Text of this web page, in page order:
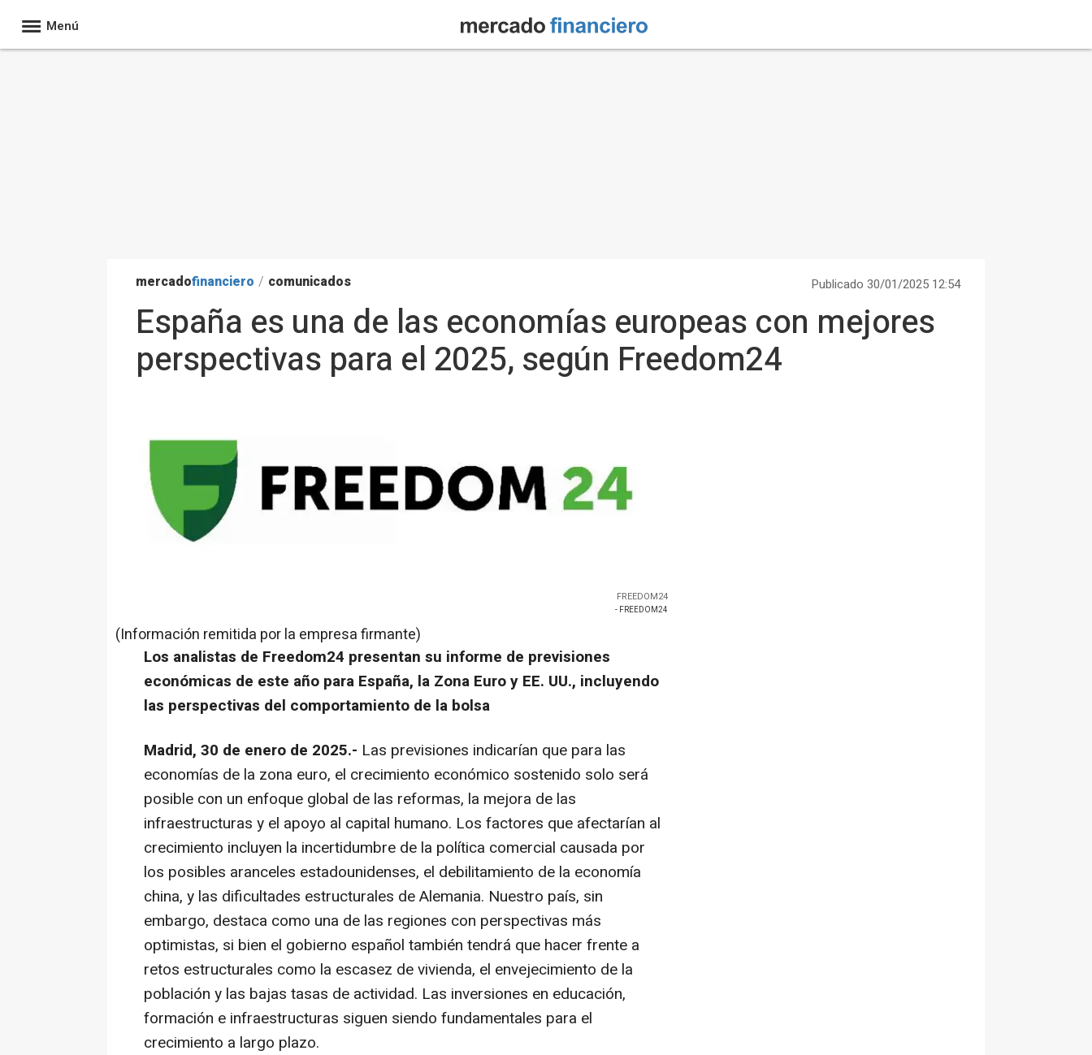
Menú
mercadofinanciero / comunicados Publicado 30/01/2025 12:54
España es una de las economías europeas con mejores
perspectivas para el 2025, según Freedom24
FREEDOM24
- FREEDOM24
(Información remitida por la empresa firmante)
Los analistas de Freedom24 presentan su informe de previsiones
económicas de este año para España, la Zona Euro y EE. UU., incluyendo
las perspectivas del comportamiento de la bolsa
Madrid, 30 de enero de 2025.- Las previsiones indicarían que para las
economías de la zona euro, el crecimiento económico sostenido solo será
posible con un enfoque global de las reformas, la mejora de las
infraestructuras y el apoyo al capital humano. Los factores que afectarían al
crecimiento incluyen la incertidumbre de la política comercial causada por
los posibles aranceles estadounidenses, el debilitamiento de la economía
china, y las dificultades estructurales de Alemania. Nuestro país, sin
embargo, destaca como una de las regiones con perspectivas más
optimistas, si bien el gobierno español también tendrá que hacer frente a
retos estructurales como la escasez de vivienda, el envejecimiento de la
población y las bajas tasas de actividad. Las inversiones en educación,
formación e infraestructuras siguen siendo fundamentales para el
crecimiento a largo plazo.